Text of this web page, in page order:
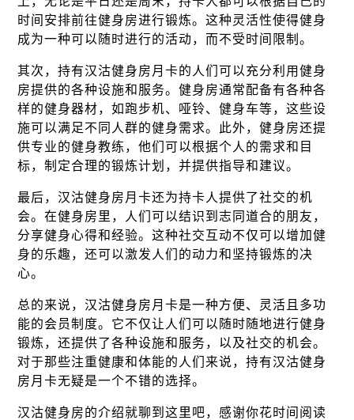
时间安排前往健身房进行锻炼。这种灵活性使得健身
成为一种可以随时进行的活动，而不受时间限制。
其次，持有汉沽健身房月卡的人们可以充分利用健身
房提供的各种设施和服务。健身房通常配备有各种各
样的健身器材，如跑步机、哑铃、健身车等，这些设
施可以满足不同人群的健身需求。此外，健身房还提
供专业的健身教练，他们可以根据个人的需求和目
标，制定合理的锻炼计划，并提供指导和建议。
最后，汉沽健身房月卡还为持卡人提供了社交的机
会。在健身房里，人们可以结识到志同道合的朋友，
分享健身心得和经验。这种社交互动不仅可以增加健
身的乐趣，还可以激发人们的动力和坚持锻炼的决
心。
总的来说，汉沽健身房月卡是一种方便、灵活且多功
能的会员制度。它不仅让人们可以随时随地进行健身
锻炼，还提供了各种设施和服务，以及社交的机会。
对于那些注重健康和体能的人们来说，持有汉沽健身
房月卡无疑是一个不错的选择。
汉沽健身房的介绍就聊到这里吧，感谢你花时间阅读